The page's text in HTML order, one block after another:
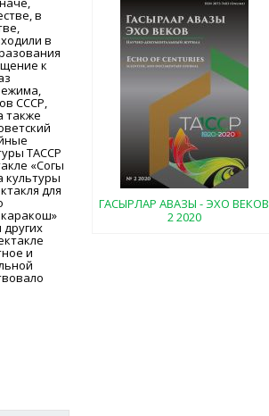
в
в
к
СССР,
также
ТАССР
«Соңгы
культуры
для
каракош»
и
ГАСЫРЛАР АВАЗЫ - ЭХО ВЕКОВ
2 2020